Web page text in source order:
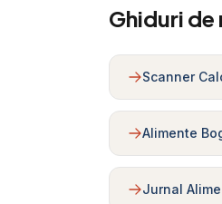
Ghiduri
Scanner
Alimente
Jurnal